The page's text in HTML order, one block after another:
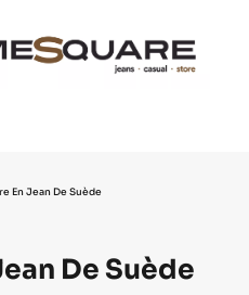
En Jean De Suède
De Suède